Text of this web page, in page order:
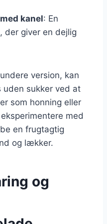
kanel: En
der giver en dejlig
version, kan
uden sukker ved at
som honning eller
med
en frugtagtig
og lækker.
og